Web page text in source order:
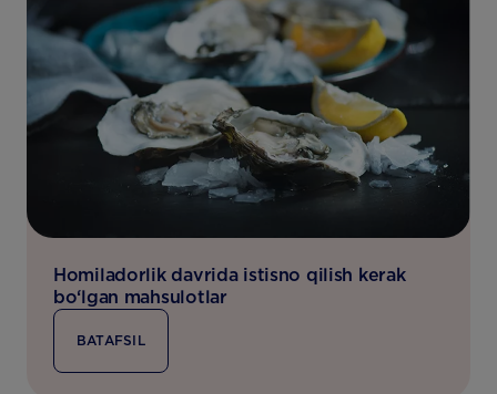
Homiladorlik davrida istisno qilish kerak
bo‘lgan mahsulotlar
BATAFSIL